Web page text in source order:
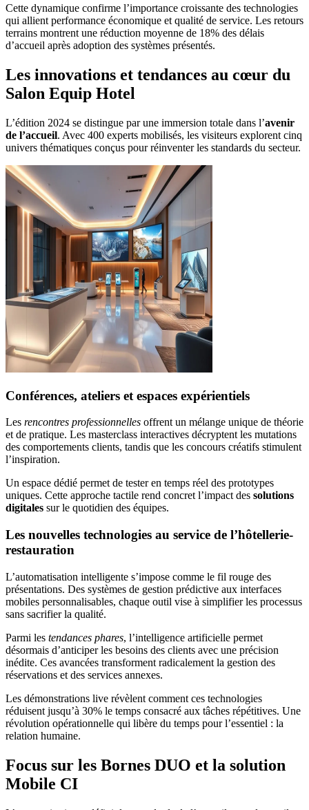
Cette dynamique confirme l’importance croissante des technologies
qui allient performance économique et qualité de service. Les retours
terrains montrent une réduction moyenne de 18% des délais
d’accueil après adoption des systèmes présentés.
Les innovations et tendances au cœur du
Salon Equip Hotel
L’édition 2024 se distingue par une immersion totale dans l’avenir
de l’accueil. Avec 400 experts mobilisés, les visiteurs explorent cinq
univers thématiques conçus pour réinventer les standards du secteur.
Conférences, ateliers et espaces expérientiels
Les rencontres professionnelles offrent un mélange unique de théorie
et de pratique. Les masterclass interactives décryptent les mutations
des comportements clients, tandis que les concours créatifs stimulent
l’inspiration.
Un espace dédié permet de tester en temps réel des prototypes
uniques. Cette approche tactile rend concret l’impact des solutions
digitales sur le quotidien des équipes.
Les nouvelles technologies au service de l’hôtellerie-
restauration
L’automatisation intelligente s’impose comme le fil rouge des
présentations. Des systèmes de gestion prédictive aux interfaces
mobiles personnalisables, chaque outil vise à simplifier les processus
sans sacrifier la qualité.
Parmi les tendances phares, l’intelligence artificielle permet
désormais d’anticiper les besoins des clients avec une précision
inédite. Ces avancées transforment radicalement la gestion des
réservations et des services annexes.
Les démonstrations live révèlent comment ces technologies
réduisent jusqu’à 30% le temps consacré aux tâches répétitives. Une
révolution opérationnelle qui libère du temps pour l’essentiel : la
relation humaine.
Focus sur les Bornes DUO et la solution
Mobile CI